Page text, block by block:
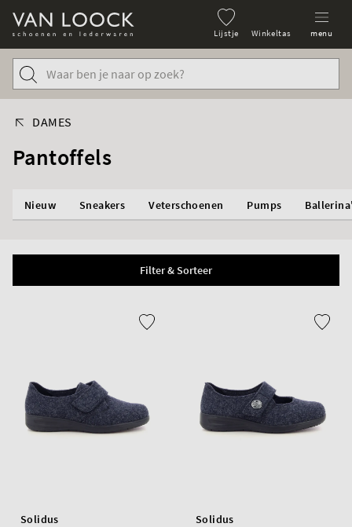
Lijstje Winkeltas menu
DAMES
Pantoffels
Nieuw Sneakers Veterschoenen Pumps
Filter & Sorteer
Solidus
Solidus